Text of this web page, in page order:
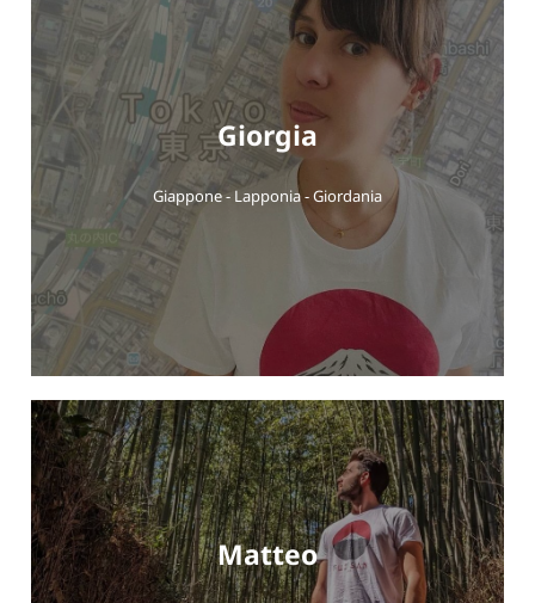
Giorgia
Giappone - Lapponia - Giordania
Matteo